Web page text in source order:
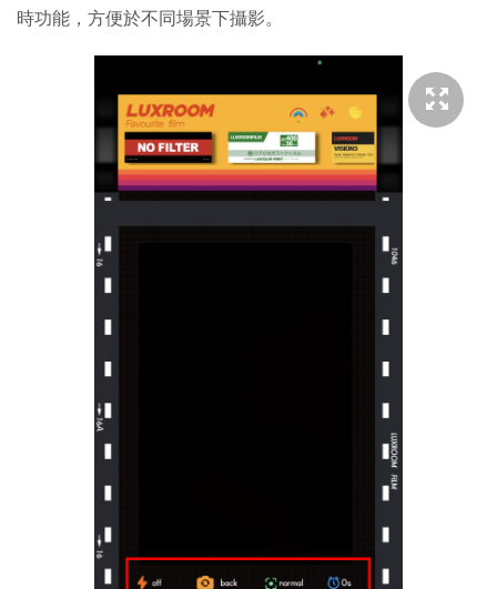
時功能，方便於不同場景下攝影。